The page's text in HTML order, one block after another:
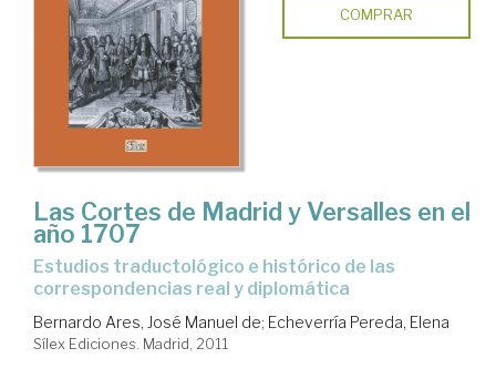
COMPRAR
Las Cortes de Madrid y Versalles en el
año 1707
estudios traductológico e histórico de las
correspondencias real y diplomática
Bernardo Ares, José Manuel de; Echeverría Pereda, Elena
Sílex Ediciones. Madrid, 2011